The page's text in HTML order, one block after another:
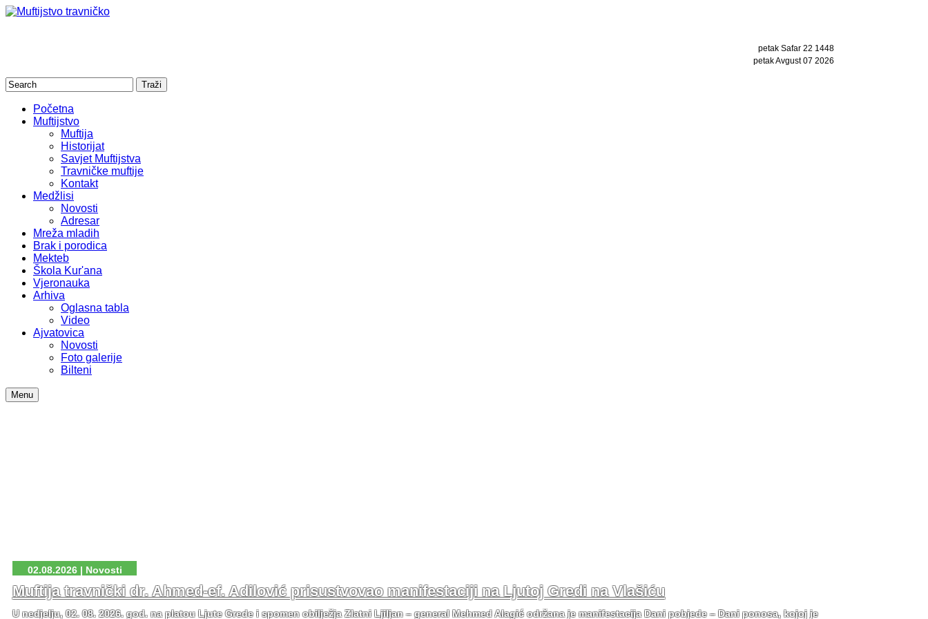
petak Safar 22 1448
petak Avgust 07 2026
Početna
Muftijstvo
Muftija
Historijat
Savjet Muftijstva
Travničke muftije
Kontakt
Medžlisi
Novosti
Adresar
Mreža mladih
Brak i porodica
Mekteb
Škola Kur'ana
Vjeronauka
Arhiva
Oglasna tabla
Video
Ajvatovica
Novosti
Foto galerije
Bilteni
Menu
02.08.2026 | Novosti
Muftija travnički dr. Ahmed-ef. Adilović prisustvovao manifestaciji na Ljutoj Gredi na Vlašiću
U nedjelju, 02. 08. 2026. god. na platou Ljute Grede i spomen obilježja Zlatni Ljiljan – general Mehmed Alagić održana je manifestacija Dani pobjede – Dani ponosa, kojoj je